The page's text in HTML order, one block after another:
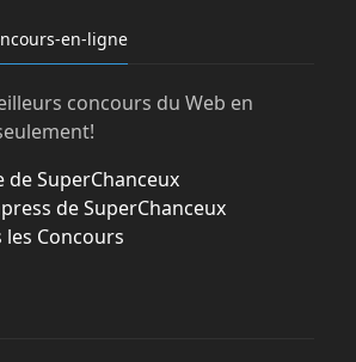
en-ligne
concours du Web en
de SuperChanceux
de SuperChanceux
Concours